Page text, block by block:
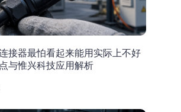
接器最怕看起来能用实际上不好
与惟兴科技应用解析